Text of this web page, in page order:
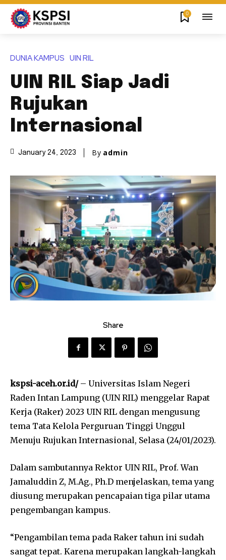
0
DUNIA KAMPUS UIN RIL
UIN RIL Siap Jadi
Rujukan
Internasional
January 24, 2023 By admin
Share
kspsi-aceh.or.id/– Universitas Islam Negeri
Raden Intan Lampung (UIN RIL) menggelar Rapat
Kerja (Raker) 2023 UIN RIL dengan mengusung
tema Tata Kelola Perguruan Tinggi Unggul
Menuju Rujukan Internasional, Selasa (24/01/2023).
Dalam sambutannya Rektor UIN RIL, Prof. Wan
Jamaluddin Z, M.Ag., Ph.D menjelaskan, tema yang
diusung merupakan pencapaian tiga pilar utama
pengembangan kampus.
“Pengambilan tema pada Raker tahun ini sudah
sangat tepat. Karena merupakan langkah-langkah